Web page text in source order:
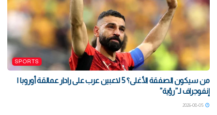
SPORTS
من سيكون الصفقة الأغلى؟ 5 لاعبين عرب على رادار عمالقة أوروبا |
إنفوجراف لـ”رؤية”